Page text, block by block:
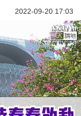
2022-09-20 17:03